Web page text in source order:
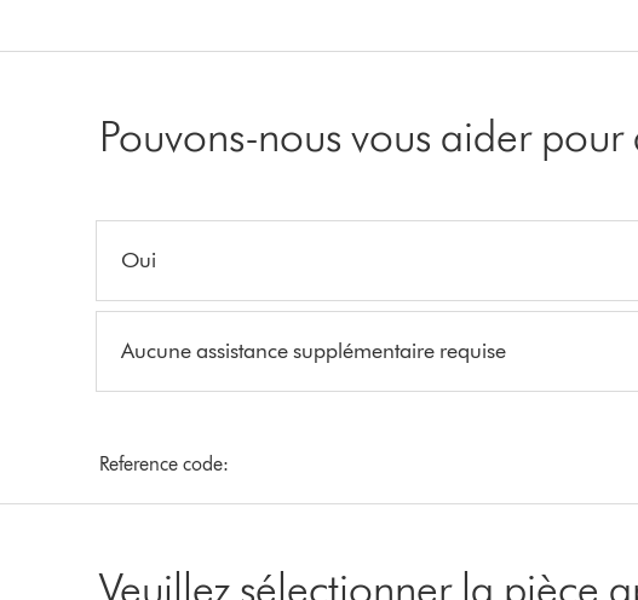
Pouvons-nous vous aider
Oui
Aucune assistance supplémentaire requise
Reference code:
Veuillez sélectionner la pièce